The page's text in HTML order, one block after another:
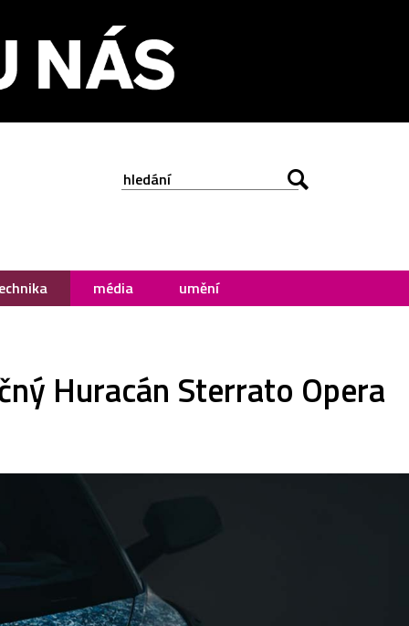
média umění
Huracán Sterrato Opera